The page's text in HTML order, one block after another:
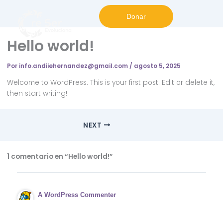
Donar
Hello world!
Por info.andiiehernandez@gmail.com/ agosto 5, 2025
Welcome to WordPress. This is your first post. Edit or delete it,
then start writing!
NEXT
1 comentario en “Hello world!”
A WordPress Commenter